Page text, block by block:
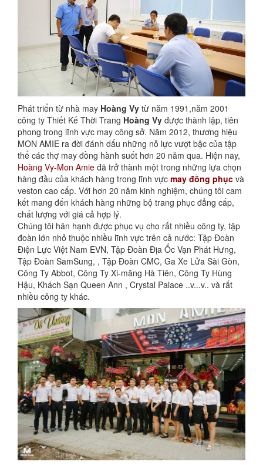
Phát triển từ nhà may Hoàng Vy từ năm 1991,năm 2001
công ty Thiết Kế Thời Trang Hoàng Vy được thành lập, tiên
phong trong lĩnh vực may công sở. Năm 2012, thương hiệu
MON AMIE ra đời đánh dấu những nỗ lực vượt bậc của tập
thể các thợ may đồng hành suốt hơn 20 năm qua. Hiện nay,
Hoàng Vy-Mon Amie đã trở thành một trong những lựa chọn
hàng đầu của khách hàng trong lĩnh vực may đồng phục và
veston cao cấp. Với hơn 20 năm kinh nghiệm, chúng tôi cam
kết mang đến khách hàng những bộ trang phục đẳng cấp,
chất lượng với giá cả hợp lý.
Chúng tôi hân hạnh được phục vụ cho rất nhiều công ty, tập
đoàn lớn nhỏ thuộc nhiều lĩnh vực trên cả nước: Tập Đoàn
Điện Lực Việt Nam EVN, Tập Đoàn Địa Ốc Vạn Phát Hưng,
Tập Đoàn SamSung, , Tập Đoàn CMC, Ga Xe Lửa Sài Gòn,
Công Ty Abbot, Công Ty Xi-măng Hà Tiên, Công Ty Hùng
Hậu, Khách Sạn Queen Ann , Crystal Palace ..v...v.. và rất
nhiều công ty khác.